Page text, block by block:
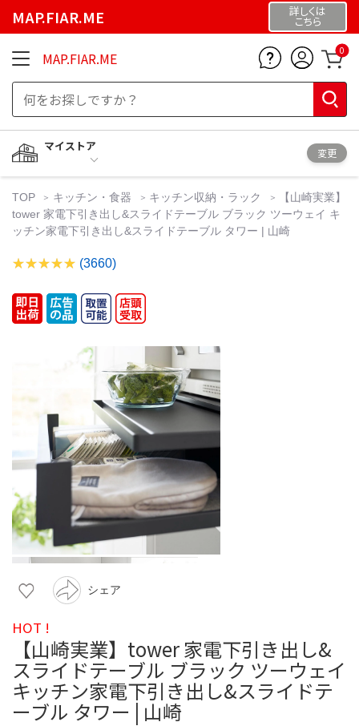
MAP.FIAR.ME 詳しくは
こちら
MAP.FIAR.ME 0
マイストア
変更
TOP キッチン・食器 キッチン収納・ラック
【山崎実業】
tower 家電下引き出し&スライドテーブル ブラック ツーウェイ キ
ッチン家電下引き出し&スライドテーブル タワー | 山崎
(3660)
シェア
HOT !
【山崎実業】tower 家電下引き出し&
スライドテーブル ブラック ツーウェイ
キッチン家電下引き出し&スライドテ
ーブル タワー | 山崎